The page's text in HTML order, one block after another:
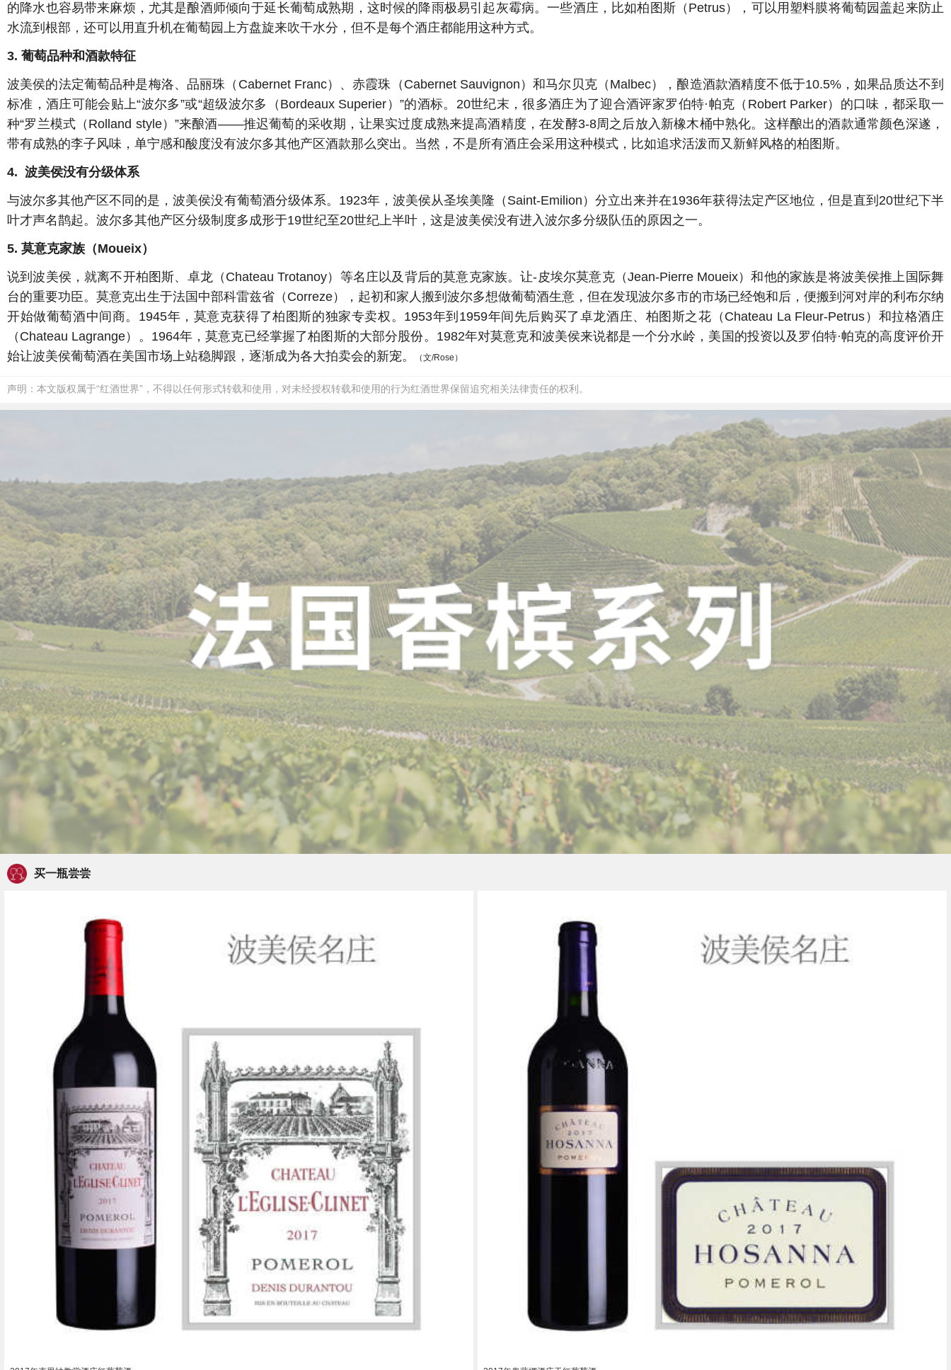
的降水也容易带来麻烦，尤其是酿酒师倾向于延长葡萄成熟期，这时候的降雨极易引起灰霉病。一些酒庄，比如柏图斯（Petrus），可以用塑料膜将葡萄园盖起来防止
水流到根部，还可以用直升机在葡萄园上方盘旋来吹干水分，但不是每个酒庄都能用这种方式。
3. 葡萄品种和酒款特征
波美侯的法定葡萄品种是梅洛、品丽珠（Cabernet Franc）、赤霞珠（Cabernet Sauvignon）和马尔贝克（Malbec），酿造酒款酒精度不低于10.5%，如果品质达不到
标准，酒庄可能会贴上“波尔多”或“超级波尔多（Bordeaux Superier）”的酒标。20世纪末，很多酒庄为了迎合酒评家罗伯特·帕克（Robert Parker）的口味，都采取一
种“罗兰模式（Rolland style）”来酿酒——推迟葡萄的采收期，让果实过度成熟来提高酒精度，在发酵3-8周之后放入新橡木桶中熟化。这样酿出的酒款通常颜色深遂，
带有成熟的李子风味，单宁感和酸度没有波尔多其他产区酒款那么突出。当然，不是所有酒庄会采用这种模式，比如追求活泼而又新鲜风格的柏图斯。
4. 波美侯没有分级体系
与波尔多其他产区不同的是，波美侯没有葡萄酒分级体系。1923年，波美侯从圣埃美隆（Saint-Emilion）分立出来并在1936年获得法定产区地位，但是直到20世纪下半
叶才声名鹊起。波尔多其他产区分级制度多成形于19世纪至20世纪上半叶，这是波美侯没有进入波尔多分级队伍的原因之一。
5. 莫意克家族（Moueix）
说到波美侯，就离不开柏图斯、卓龙（Chateau Trotanoy）等名庄以及背后的莫意克家族。让-皮埃尔莫意克（Jean-Pierre Moueix）和他的家族是将波美侯推上国际舞
台的重要功臣。莫意克出生于法国中部科雷兹省（Correze），起初和家人搬到波尔多想做葡萄酒生意，但在发现波尔多市的市场已经饱和后，便搬到河对岸的利布尔纳
开始做葡萄酒中间商。1945年，莫意克获得了柏图斯的独家专卖权。1953年到1959年间先后购买了卓龙酒庄、柏图斯之花（Chateau La Fleur-Petrus）和拉格酒庄
（Chateau Lagrange）。1964年，莫意克已经掌握了柏图斯的大部分股份。1982年对莫意克和波美侯来说都是一个分水岭，美国的投资以及罗伯特·帕克的高度评价开
始让波美侯葡萄酒在美国市场上站稳脚跟，逐渐成为各大拍卖会的新宠。
（文/Rose）
声明：本文版权属于“红酒世界”，不得以任何形式转载和使用，对未经授权转载和使用的行为红酒世界保留追究相关法律责任的权利。
买一瓶尝尝